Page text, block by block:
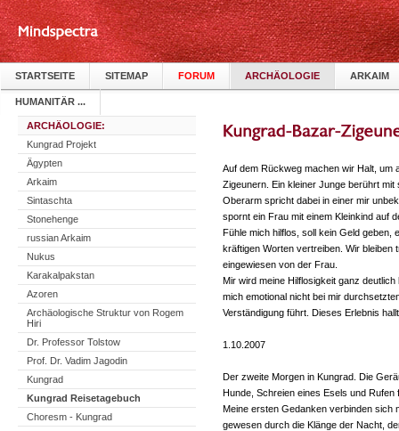
STARTSEITE SITEMAP FORUM ARCHÄOLOGIE ARKAIM
HUMANITÄR ...
ARCHÄOLOGIE:
Kungrad Projekt
Ägypten
Arkaim
Sintaschta
Stonehenge
russian Arkaim
Nukus
Karakalpakstan
Azoren
Archäologische Struktur von Rogem
Hiri
Dr. Professor Tolstow
Prof. Dr. Vadim Jagodin
Kungrad
Kungrad Reisetagebuch
Choresm - Kungrad
Auf dem Rückweg machen wir Halt, um
Zigeunern. Ein kleiner Junge berührt
Oberarm spricht dabei in einer mir
spornt ein Frau mit einem Kleinkind auf
Fühle mich hilflos, soll kein Geld
kräftigen Worten vertreiben. Wir
eingewiesen von der Frau.
Mir wird meine Hilflosigkeit ganz
mich emotional nicht bei mir
Verständigung führt. Dieses Erlebnis
1.10.2007
Der zweite Morgen in Kungrad. Die
Hunde, Schreien eines Esels und
Meine ersten Gedanken verbinden sich
gewesen durch die Klänge der Nacht,